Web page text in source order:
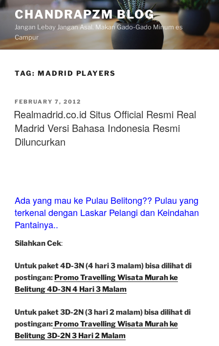
Skip
content
CHANDRAPZM BLOG
Jangan Lebay Jangan Asal. Makan Gado-Gado Minum es
Campur
TAG: MADRID PLAYERS
POSTED
ON
FEBRUARY 7, 2012
Realmadrid.co.id Situs Official Resmi Real
Madrid Versi Bahasa Indonesia Resmi
Diluncurkan
Ada yang mau ke Pulau Belitong?? Pulau yang
terkenal dengan Laskar Pelangi dan Keindahan
Pantainya..
Silahkan Cek:
Untuk paket 4D-3N (4 hari 3 malam) bisa dilihat di
postingan: Promo Travelling Wisata Murah ke
Belitung 4D-3N 4 Hari 3 Malam
Untuk paket 3D-2N (3 hari 2 malam) bisa dilihat di
postingan: Promo Travelling Wisata Murah ke
Belitung 3D-2N 3 Hari 2 Malam